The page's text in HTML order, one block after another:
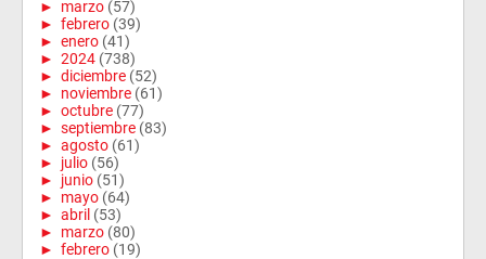
► marzo (57)
► febrero (39)
► enero (41)
► 2024 (738)
► diciembre (52)
► noviembre (61)
► octubre (77)
► septiembre (83)
► agosto (61)
► julio (56)
► junio (51)
► mayo (64)
► abril (53)
► marzo (80)
► febrero (19)